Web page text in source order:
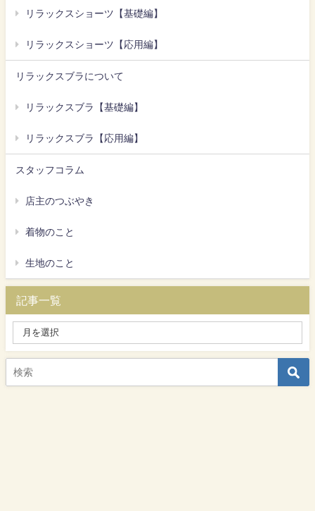
リラックスショーツ【基礎編】
リラックスショーツ【応用編】
リラックスブラについて
リラックスブラ【基礎編】
リラックスブラ【応用編】
スタッフコラム
店主のつぶやき
着物のこと
生地のこと
記事一覧